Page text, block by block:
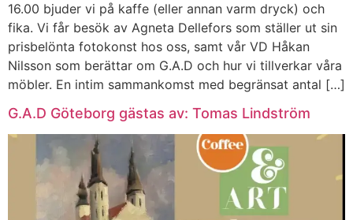
16.00 bjuder vi på kaffe (eller annan varm dryck) och
fika. Vi får besök av Agneta Dellefors som ställer ut sin
prisbelönta fotokonst hos oss, samt vår VD Håkan
Nilsson som berättar om G.A.D och hur vi tillverkar våra
möbler. En intim sammankomst med begränsat antal […]
G.A.D Göteborg gästas av: Tomas Lindström